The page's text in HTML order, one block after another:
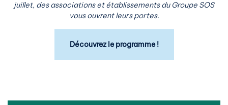
juillet, des associations et établissements du Groupe SOS
vous ouvrent leurs portes.
Découvrez le programme !